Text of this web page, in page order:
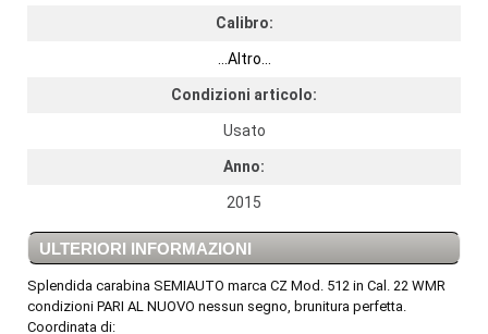
Calibro:
...Altro...
Condizioni articolo:
Usato
Anno:
2015
ULTERIORI INFORMAZIONI
Splendida carabina SEMIAUTO marca CZ Mod. 512 in Cal. 22 WMR
condizioni PARI AL NUOVO nessun segno, brunitura perfetta.
Coordinata di: